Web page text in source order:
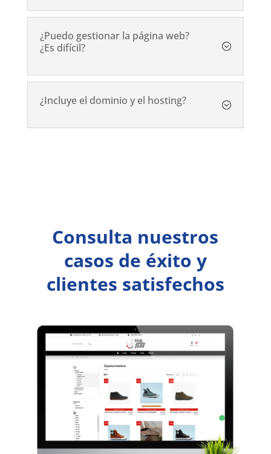
¿Puedo gestionar la página web?
¿Es difícil?
¿Incluye el dominio y el hosting?
Consulta nuestros
casos de éxito y
clientes satisfechos